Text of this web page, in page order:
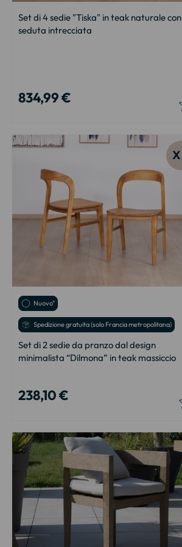
Set di 4 sedie "Tiska" in teak naturale con
seduta intrecciata
834,99 €
Nuovo"
Spedizione gratuita (solo Francia metropolitana)
Set di 2 sedie da pranzo dal design
minimalista “Dilmona” in teak massiccio
238,10 €